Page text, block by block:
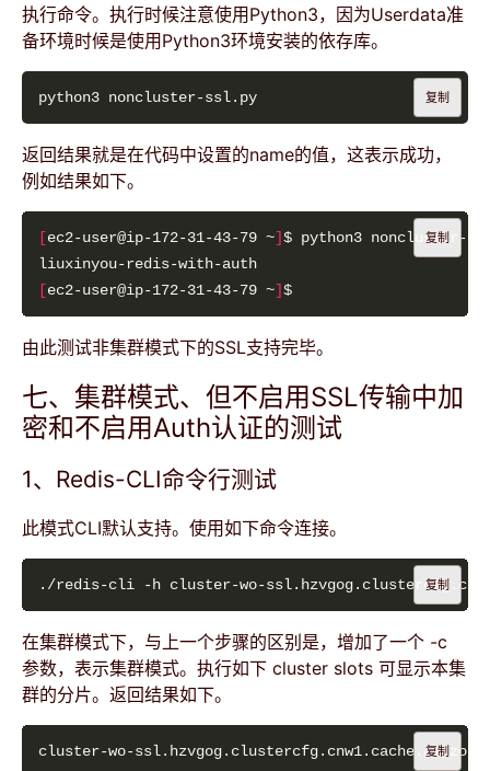
执行命令。执行时候注意使用Python3，因为Userdata准
备环境时候是使用Python3环境安装的依存库。
复制
返回结果就是在代码中设置的name的值，这表示成功，
例如结果如下。
[ec2-user@ip-172-31-43-79 ~]
[ec2-user@ip-172-31-43-79 ~]
复制
由此测试非集群模式下的SSL支持完毕。
七、集群模式、但不启用SSL传输中加
密和不启用Auth认证的测试
1、Redis-CLI命令行测试
此模式CLI默认支持。使用如下命令连接。
./redis-cli -h cluster-wo- 复制
在集群模式下，与上一个步骤的区别是，增加了一个 -c
参数，表示集群模式。执行如下 cluster slots 可显示本集
群的分片。返回结果如下。
复制